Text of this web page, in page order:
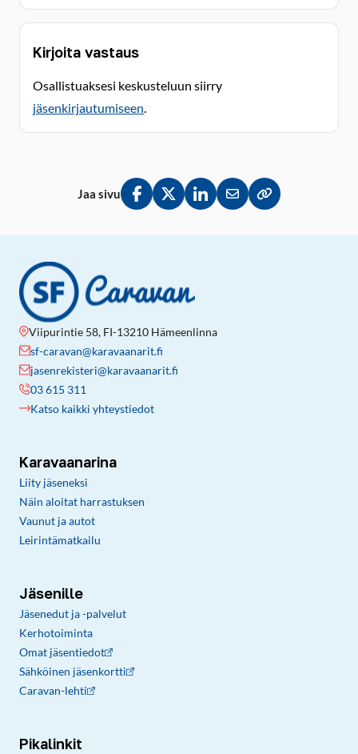
Kirjoita vastaus
Osallistuaksesi keskusteluun siirry
jäsenkirjautumiseen.
Jaa sivu
Jaa Facebookissa
Jaa Twitterissä
Jaa LinkedInissä
Jaa sähköpostitse
Kopioi linkki
Viipurintie 58, FI-13210 Hämeenlinna
sf-caravan@karavaanarit.fi
jasenrekisteri@karavaanarit.fi
03 615 311
Katso kaikki yhteystiedot
Karavaanarina
Liity jäseneksi
Näin aloitat harrastuksen
Vaunut ja autot
Leirintämatkailu
Jäsenille
Jäsenedut ja -palvelut
Kerhotoiminta
Omat jäsentiedot
Sähköinen jäsenkortti
Caravan-lehti
Pikalinkit